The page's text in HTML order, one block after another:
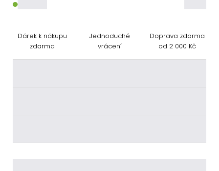
Dárek k nákupu
zdarma
Jednoduché
vrácení
Doprava zdarma
od 2 000 Kč